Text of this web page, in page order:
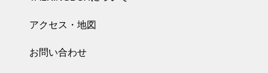
アクセス・地図
お問い合わせ